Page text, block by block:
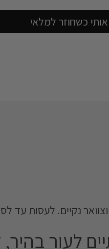
כשחוזר למלאי
נקיים. לעסות עד
לעור בהיר,